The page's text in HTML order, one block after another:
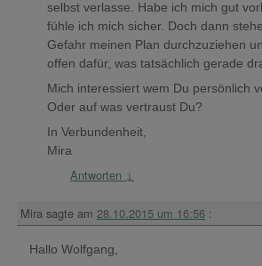
selbst verlasse. Habe ich mich gut
fühle ich mich sicher. Doch dann
Gefahr meinen Plan durchzuziehen
offen dafür, was tatsächlich gerade
Mich interessiert wem Du persönlich
Oder auf was vertraust Du?
In Verbundenheit,
Mira
Antworten ↓
Mira sagte am 28.10.2015 um 16:56 :
Hallo Wolfgang,